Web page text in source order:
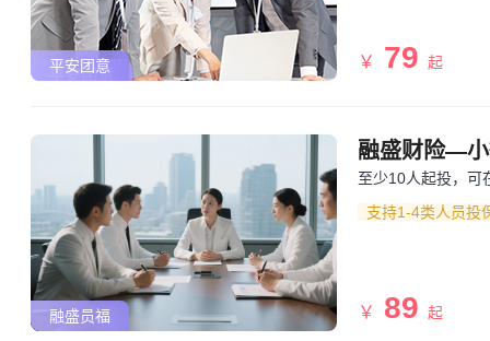
平安团意 ￥ 79 起
融盛员福
融盛财险—
至少10人起投，可
支持1-4类人员投
￥ 89 起